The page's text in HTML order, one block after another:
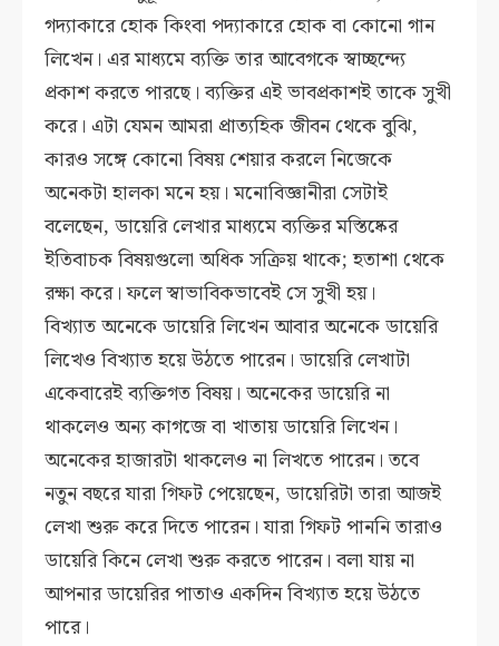
গদ্যাকারে হোক কিংবা পদ্যাকারে হোক বা কোনো গান
লিখেন। এর মাধ্যমে ব্যক্তি তার আবেগকে স্বাচ্ছন্দ্যে
প্রকাশ করতে পারছে। ব্যক্তির এই ভাবপ্রকাশই তাকে সুখী
করে। এটা যেমন আমরা প্রাত্যহিক জীবন থেকে বুঝি,
কারও সঙ্গে কোনো বিষয় শেয়ার করলে নিজেকে
অনেকটা হালকা মনে হয়। মনোবিজ্ঞানীরা সেটাই
বলেছেন, ডায়েরি লেখার মাধ্যমে ব্যক্তির মস্তিষ্কের
ইতিবাচক বিষয়গুলো অধিক সক্রিয় থাকে; হতাশা থেকে
রক্ষা করে। ফলে স্বাভাবিকভাবেই সে সুখী হয়।
বিখ্যাত অনেকে ডায়েরি লিখেন আবার অনেকে ডায়েরি
লিখেও বিখ্যাত হয়ে উঠতে পারেন। ডায়েরি লেখাটা
একেবারেই ব্যক্তিগত বিষয়। অনেকের ডায়েরি না
থাকলেও অন্য কাগজে বা খাতায় ডায়েরি লিখেন।
অনেকের হাজারটা থাকলেও না লিখতে পারেন। তবে
নতুন বছরে যারা গিফট পেয়েছেন, ডায়েরিটা তারা আজই
লেখা শুরু করে দিতে পারেন। যারা গিফট পাননি তারাও
ডায়েরি কিনে লেখা শুরু করতে পারেন। বলা যায় না
আপনার ডায়েরির পাতাও একদিন বিখ্যাত হয়ে উঠতে
পারে।